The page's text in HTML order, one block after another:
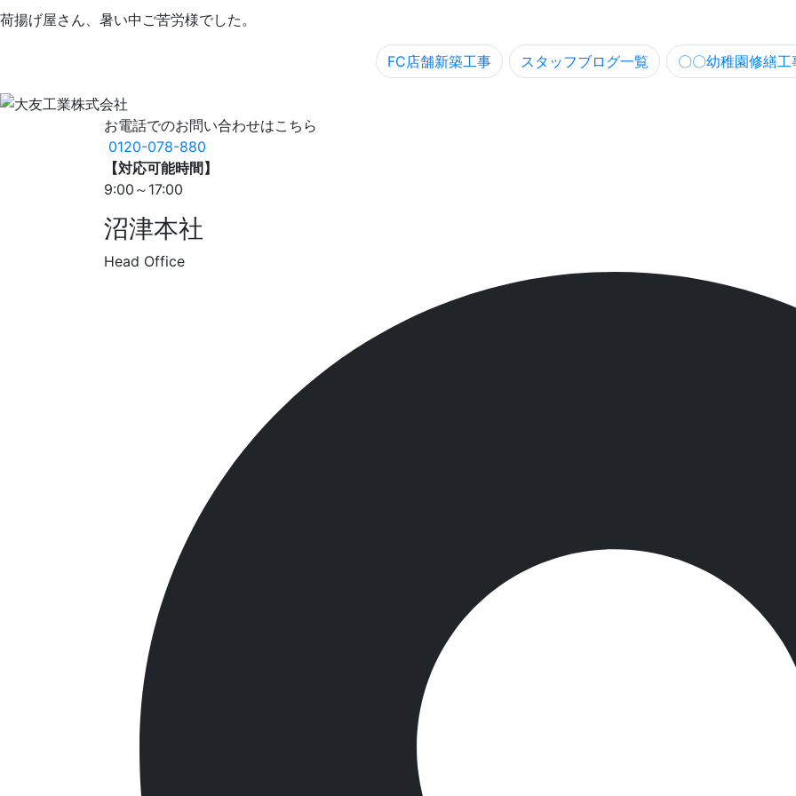
荷揚げ屋さん、暑い中ご苦労様でした。
FC店舗新築工事 スタッフブログ一覧 〇〇幼稚園修繕工
お電話でのお問い合わせはこちら
0120-078-880
【対応可能時間】
9:00～17:00
沼津本社
Head Office